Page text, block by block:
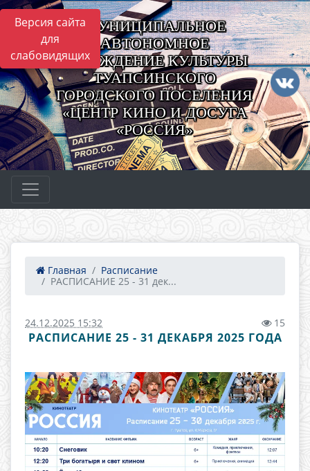
Версия сайта
для
слабовидящих
МУНИЦИПАЛЬНОЕ
АВТОНОМНОЕ
УЧРЕЖДЕНИЕ КУЛЬТУРЫ
ТУАПСИНСКОГО
ГОРОДСКОГО ПОСЕЛЕНИЯ
«ЦЕНТР КИНО И ДОСУГА
«РОССИЯ»
Главная
Расписание
РАСПИСАНИЕ 25 - 31 дек...
24.12.2025 15:32 15
РАСПИСАНИЕ 25 - 31 ДЕКАБРЯ 2025 ГОДА